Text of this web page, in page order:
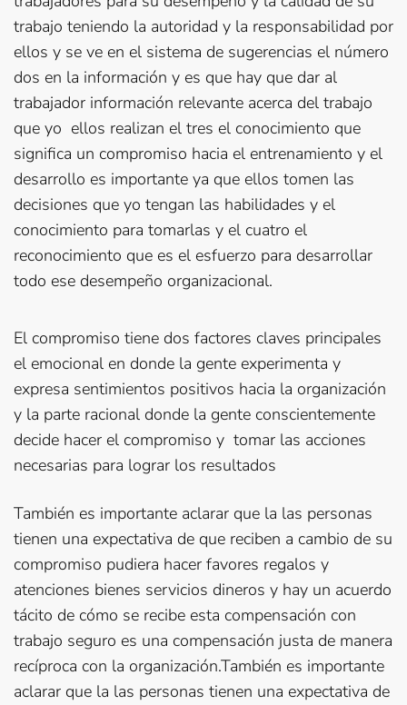
trabajo teniendo la autoridad y la responsabilidad por
ellos y se ve en el sistema de sugerencias el número
dos en la información y es que hay que dar al
trabajador información relevante acerca del trabajo
que yo ellos realizan el tres el conocimiento que
significa un compromiso hacia el entrenamiento y el
desarrollo es importante ya que ellos tomen las
decisiones que yo tengan las habilidades y el
conocimiento para tomarlas y el cuatro el
reconocimiento que es el esfuerzo para desarrollar
todo ese desempeño organizacional.
El compromiso tiene dos factores claves principales
el emocional en donde la gente experimenta y
expresa sentimientos positivos hacia la organización
y la parte racional donde la gente conscientemente
decide hacer el compromiso y tomar las acciones
necesarias para lograr los resultados
También es importante aclarar que la las personas
tienen una expectativa de que reciben a cambio de su
compromiso pudiera hacer favores regalos y
atenciones bienes servicios dineros y hay un acuerdo
tácito de cómo se recibe esta compensación con
trabajo seguro es una compensación justa de manera
recíproca con la organización.También es importante
aclarar que la las personas tienen una expectativa de